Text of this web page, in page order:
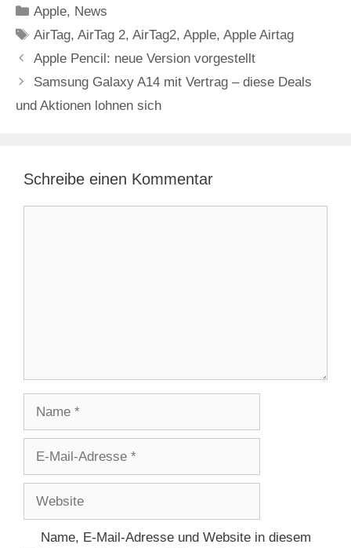
Kategorien
Apple, News
Schlagwörter
AirTag,AirTag 2,AirTag2,Apple,Apple Airtag
Apple Pencil: neue Version vorgestellt
Samsung Galaxy A14 mit Vertrag – diese Deals
und Aktionen lohnen sich
Schreibe einen Kommentar
Adresse
Name, E-Mail-Adresse und Website in diesem